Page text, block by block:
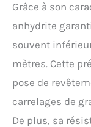
Grâce à son
anhydrite
souvent
mètres. Cette
pose de
carrelages de
De plus, sa